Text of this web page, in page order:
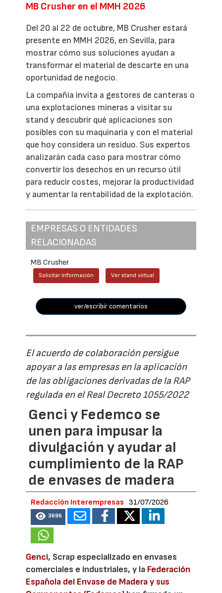
MB Crusher en el MMH 2026
Del 20 al 22 de octubre, MB Crusher estará
presente en MMH 2026, en Sevilla, para
mostrar cómo sus soluciones ayudan a
transformar el material de descarte en una
oportunidad de negocio.
La compañía invita a gestores de canteras o
una explotaciones mineras a visitar su
stand y descubrir qué aplicaciones son
posibles con su maquinaria y con el material
que hoy considera un residuo. Sus expertos
analizarán cada caso para mostrar cómo
convertir los desechos en un recurso útil
para reducir costes, mejorar la productividad
y aumentar la rentabilidad de la explotación.
EMPRESAS O ENTIDADES
RELACIONADAS
MB Crusher
Solicitar información Ver stand virtual
ver/escribir comentarios
El acuerdo de colaboración persigue
apoyar a las empresas en la aplicación
de las obligaciones derivadas de la RAP
regulada en el Real Decreto 1055/2022
Genci y Fedemco se
unen para impusar la
divulgación y ayudar al
cumplimiento de la RAP
de envases de madera
Redacción Interempresas 31/07/2026
3696
Genci, Scrap especializado en envases
comerciales e industriales, y la Federación
Española del Envase de Madera y sus